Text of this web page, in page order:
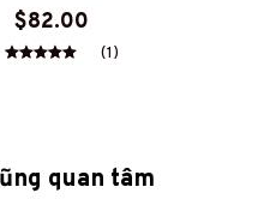
vàng (Hợp kim mạ vàng)
(PT158)
$82.00
(1)
quan tâm